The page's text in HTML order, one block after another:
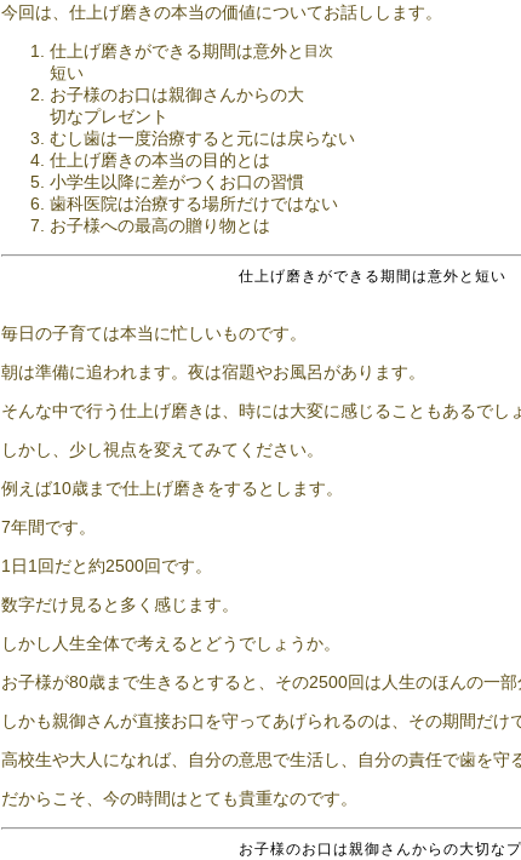
今回は、仕上げ磨きの本当の価値についてお話しします。
目次
仕上げ磨きができる期間は意外と
短い
お子様のお口は親御さんからの大
切なプレゼント
むし歯は一度治療すると元には戻らない
仕上げ磨きの本当の目的とは
小学生以降に差がつくお口の習慣
歯科医院は治療する場所だけではない
お子様への最高の贈り物とは
仕上げ磨きができる期間は意外と短い
毎日の子育ては本当に忙しいものです。
朝は準備に追われます。夜は宿題やお風呂があります。
そんな中で行う仕上げ磨きは、時には大変に感じることもあるでし
しかし、少し視点を変えてみてください。
例えば10歳まで仕上げ磨きをするとします。
7年間です。
1日1回だと約2500回です。
数字だけ見ると多く感じます。
しかし人生全体で考えるとどうでしょうか。
お子様が80歳まで生きるとすると、その2500回は人生のほんの一部
しかも親御さんが直接お口を守ってあげられるのは、その期間だけ
高校生や大人になれば、自分の意思で生活し、自分の責任で歯を守
だからこそ、今の時間はとても貴重なのです。
お子様のお口は親御さんからの大切な